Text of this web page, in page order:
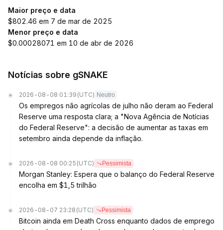
Maior preço e data
$802.46 em 7 de mar de 2025
Menor preço e data
$0.00028071 em 10 de abr de 2026
Notícias sobre gSNAKE
2026-08-08 01:39 (UTC) Neutro
Os empregos não agrícolas de julho não deram ao Federal
Reserve uma resposta clara; a "Nova Agência de Notícias
do Federal Reserve": a decisão de aumentar as taxas em
setembro ainda depende da inflação.
2026-08-08 00:25 (UTC) Pessimista
Morgan Stanley: Espera que o balanço do Federal Reserve
encolha em $1,5 trilhão
2026-08-07 23:28 (UTC) Pessimista
Bitcoin ainda em Death Cross enquanto dados de emprego